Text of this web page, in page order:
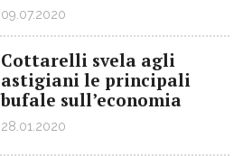
09.07.2020
Cottarelli svela agli
astigiani le principali
bufale sull’economia
28.01.2020